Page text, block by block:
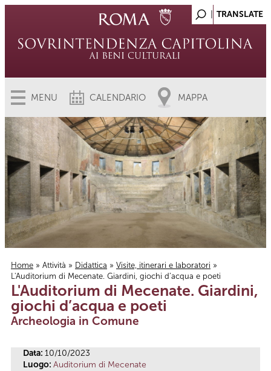
MENU CALENDARIO MAPPA
Tu sei qui
Home » Attività » Didattica » Visite, itinerari e laboratori »
L'Auditorium di Mecenate. Giardini, giochi d’acqua e poeti
L'Auditorium di Mecenate. Giardini,
giochi d’acqua e poeti
Archeologia in Comune
Data: 10/10/2023
Luogo: Auditorium di Mecenate